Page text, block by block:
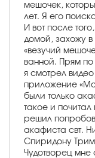
мешочек,
лет. Я его
И вот после
домой, захожу в
«везучий
ванной. Прям
я смотрел
приложение
были только
такое и
решил
акафиста свт.
Спиридону
Чудотворец мне